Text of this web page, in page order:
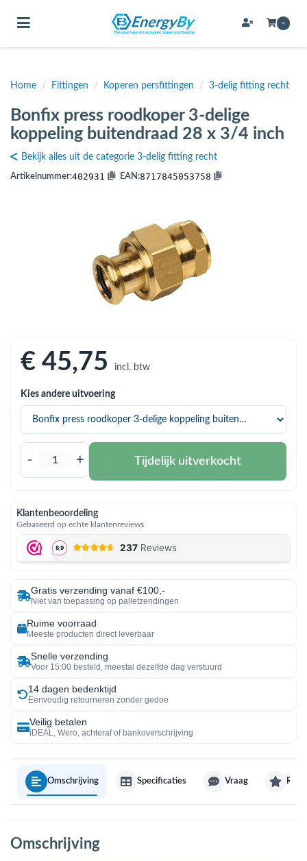
(Bevestigingsmateriaal / schroeven)
(Buffervaten, hygiene boilers & boilervaten)
(Buizen & leidingen)
(Expansievaten)
(Flexibele slangen)
(Installatiemateriaal)
(Rookkanalen)
(Sanitair)
(Verwarming, kachels & ketels)
(Zonneboilersets & onderdelen)
Toggle navigation -
Home / Fittingen / Koperen persfittingen / 3-delig fitting recht
Bonfix press roodkoper 3-delige
koppeling buitendraad 28 x 3/4 inch
Bekijk alles uit de categorie 3-delig fitting recht
Artikelnummer:402931 EAN:8717845053758
€ 45,75 incl. btw
Kies andere uitvoering
- + Tijdelijk uitverkocht
Klantenbeoordeling
Gebaseerd op echte klantenreviews
Gratis verzending vanaf €100,-
Niet van toepassing op palletzendingen
Ruime voorraad
Meeste producten direct leverbaar
Snelle verzending
Voor 15:00 besteld, meestal dezelfde dag verstuurd
14 dagen bedenktijd
Eenvoudig retourneren zonder gedoe
Veilig betalen
iDEAL, Wero, achteraf of bankoverschrijving
Omschrijving Specificaties Vraag
Omschrijving